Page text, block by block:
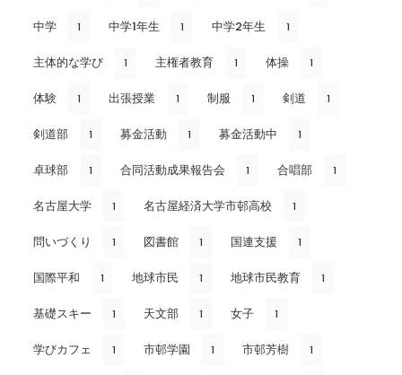
中学 1 中学1年生 1 中学2年生 1
主体的な学び 1 主権者教育 1 体操 1
体験 1 出張授業 1 制服 1 剣道 1
剣道部 1 募金活動 1 募金活動中 1
卓球部 1 合同活動成果報告会 1 合唱部 1
名古屋大学 1 名古屋経済大学市邨高校 1
問いづくり 1 図書館 1 国連支援 1
国際平和 1 地球市民 1 地球市民教育 1
基礎スキー 1 天文部 1 女子 1
学びカフェ 1 市邨学園 1 市邨芳樹 1